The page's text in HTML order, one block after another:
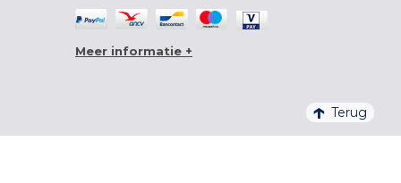
Meer informatie +
Terug